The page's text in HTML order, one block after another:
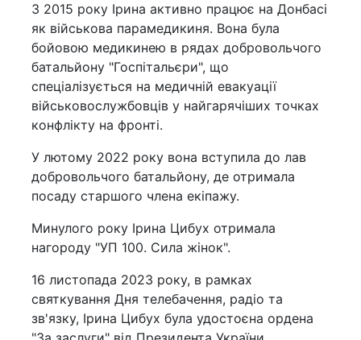
З 2015 року Ірина активно працює на Донбасі
як військова парамедикиня. Вона була
бойовою медикинею в рядах добровольчого
батальйону "Госпітальєри", що
спеціалізується на медичній евакуації
військовослужбовців у найгарячіших точках
конфлікту на фронті.
У лютому 2022 року вона вступила до лав
добровольчого батальйону, де отримала
посаду старшого члена екіпажу.
Минулого року Ірина Цибух отримала
нагороду "УП 100. Сила жінок".
16 листопада 2023 року, в рамках
святкування Дня телебачення, радіо та
зв'язку, Ірина Цибух була удостоєна ордена